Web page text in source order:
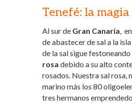
Tenefé: la
Al sur de Gran Canaria ,
de abastecer de sal a la
de la sal sigue
rosa debido a su alto
rosados. Nuestra sal rosa,
marino más los 80
tres hermanos